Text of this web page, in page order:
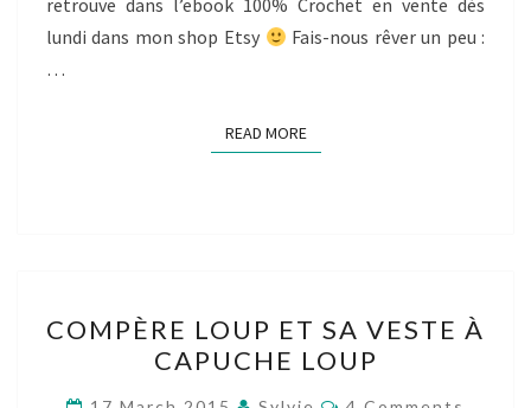
retrouve dans l’ebook 100% Crochet en vente dès
lundi dans mon shop Etsy
Fais-nous rêver un peu :
…
READ MOREREAD MORE
LOUP
ET
SA
COMPÈRE LOUP ET SA VESTE À
CAPUCHE LOUP
Comments